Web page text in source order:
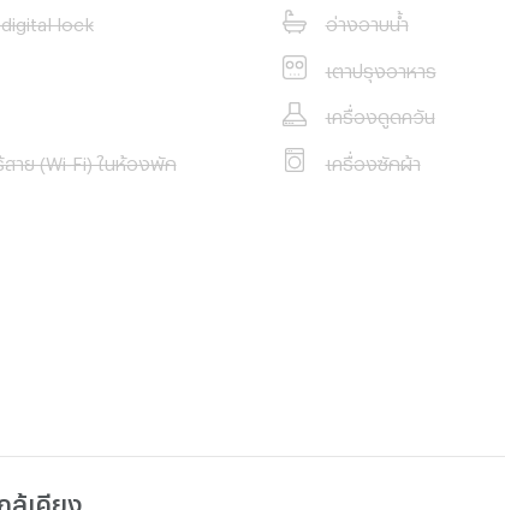
home in the heart of Bangkok, this
in a desirable urban setting.
digital lock อ่างอาบน้ำ
เตาปรุงอาหาร
เครื่องดูดควัน
สาย (Wi-Fi) ในห้องพัก เครื่องซักผ้า
ล้เคียง